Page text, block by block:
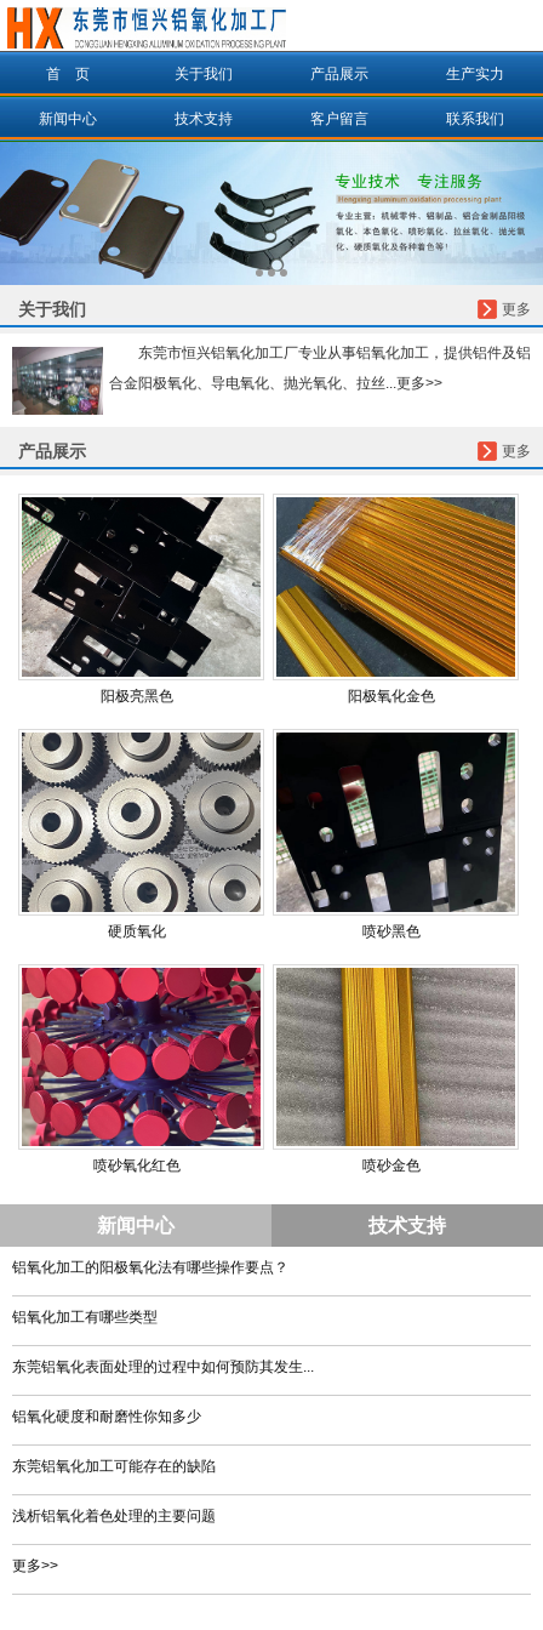
首 页 关于我们 产品展示 生产实力
新闻中心 技术支持 客户留言 联系我们
更多
关于我们
东莞市恒兴铝氧化加工厂专业从事铝氧化加工，提供铝件及铝
合金阳极氧化、导电氧化、抛光氧化、拉丝...更多>>
更多
产品展示
阳极亮黑色 阳极氧化金色
硬质氧化 喷砂黑色
喷砂氧化红色 喷砂金色
新闻中心 技术支持
铝氧化加工的阳极氧化法有哪些操作要点？
铝氧化加工有哪些类型
东莞铝氧化表面处理的过程中如何预防其发生...
铝氧化硬度和耐磨性你知多少
东莞铝氧化加工可能存在的缺陷
浅析铝氧化着色处理的主要问题
更多>>
信息搜索
搜索